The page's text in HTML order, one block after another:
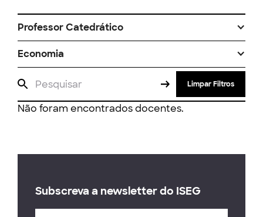
Professor Catedrático
Economia
Limpar Filtros
Não foram encontrados docentes.
Subscreva a newsletter do ISEG